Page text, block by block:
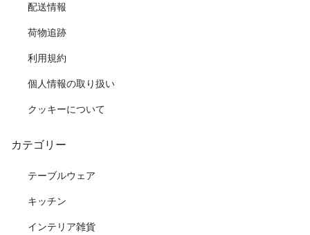
配送情報
荷物追跡
利用規約
個人情報の取り扱い
クッキーについて
カテゴリー
テーブルウェア
キッチン
インテリア雑貨